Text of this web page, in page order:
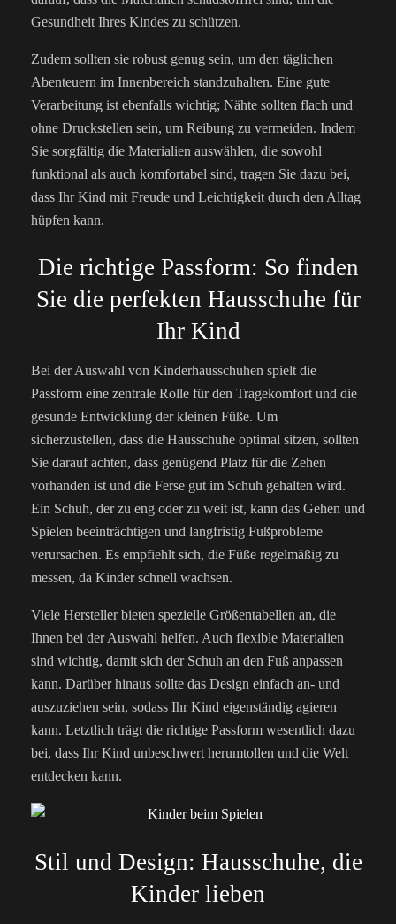
Gesundheit Ihres Kindes zu schützen.
Zudem sollten sie robust genug sein, um den täglichen
Abenteuern im Innenbereich standzuhalten. Eine gute
Verarbeitung ist ebenfalls wichtig; Nähte sollten flach und
ohne Druckstellen sein, um Reibung zu vermeiden. Indem
Sie sorgfältig die Materialien auswählen, die sowohl
funktional als auch komfortabel sind, tragen Sie dazu bei,
dass Ihr Kind mit Freude und Leichtigkeit durch den Alltag
hüpfen kann.
Die richtige Passform: So finden
Sie die perfekten Hausschuhe für
Ihr Kind
Bei der Auswahl von Kinderhausschuhen spielt die
Passform eine zentrale Rolle für den Tragekomfort und die
gesunde Entwicklung der kleinen Füße. Um
sicherzustellen, dass die Hausschuhe optimal sitzen, sollten
Sie darauf achten, dass genügend Platz für die Zehen
vorhanden ist und die Ferse gut im Schuh gehalten wird.
Ein Schuh, der zu eng oder zu weit ist, kann das Gehen und
Spielen beeinträchtigen und langfristig Fußprobleme
verursachen. Es empfiehlt sich, die Füße regelmäßig zu
messen, da Kinder schnell wachsen.
Viele Hersteller bieten spezielle Größentabellen an, die
Ihnen bei der Auswahl helfen. Auch flexible Materialien
sind wichtig, damit sich der Schuh an den Fuß anpassen
kann. Darüber hinaus sollte das Design einfach an- und
auszuziehen sein, sodass Ihr Kind eigenständig agieren
kann. Letztlich trägt die richtige Passform wesentlich dazu
bei, dass Ihr Kind unbeschwert herumtollen und die Welt
entdecken kann.
Stil und Design: Hausschuhe, die
Kinder lieben